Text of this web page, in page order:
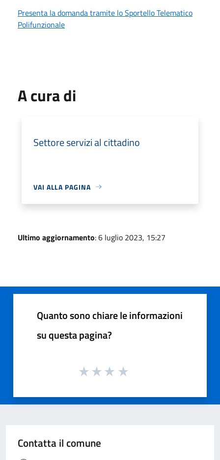
Presenta la domanda tramite lo Sportello Telematico
Polifunzionale
A cura di
Settore servizi al cittadino
VAI ALLA PAGINA
Ultimo aggiornamento: 6 luglio 2023, 15:27
Quanto sono chiare le informazioni
su questa pagina?
Contatta il comune